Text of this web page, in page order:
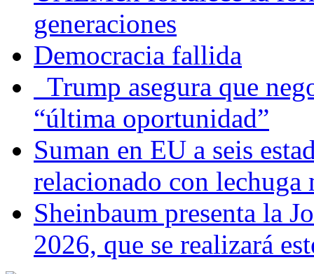
generaciones
Democracia fallida
Trump asegura que
“última oportunidad”
Suman en EU a seis
relacionado con lechuga
Sheinbaum presenta la
2026, que se realizará